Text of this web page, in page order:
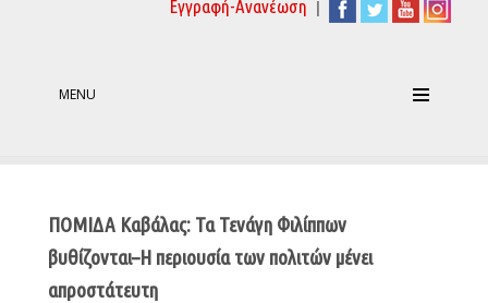
Εγγραφή-Ανανέωση |
MENU
ΠΟΜΙΔΑ Καβάλας: Τα Τενάγη Φιλίππων
βυθίζονται–Η περιουσία των πολιτών μένει
απροστάτευτη